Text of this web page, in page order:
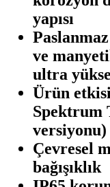
yapısı
ve
ultra
Ürün
Spektrum
versiyonu)
Çevresel
bağışıklık